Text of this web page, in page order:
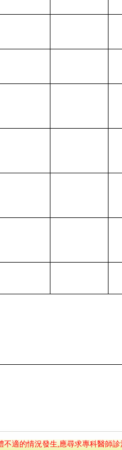
適的情況發生,應尋求專科醫師診